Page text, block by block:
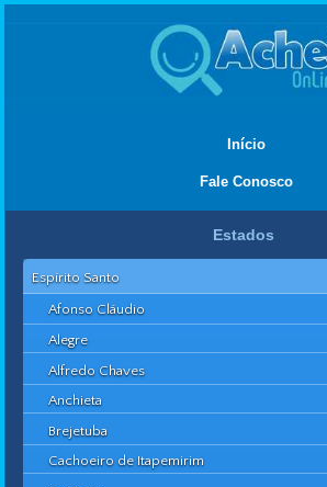
Início
Fale Conosco
Estados
Espírito Santo
Afonso Cláudio
Alegre
Alfredo Chaves
Anchieta
Brejetuba
Cachoeiro de Itapemirim